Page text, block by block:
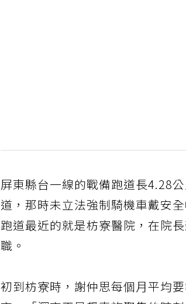
屏東縣台一線的戰備跑道長4.28
道，那時未立法強制騎機車戴安
跑道最近的就是枋寮醫院，在院
職。
初到枋寮時，謝仲思每個月平均